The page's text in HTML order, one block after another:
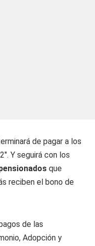
de pagar a los
Y seguirá con los
que
reciben el bono de
de las
Adopción y